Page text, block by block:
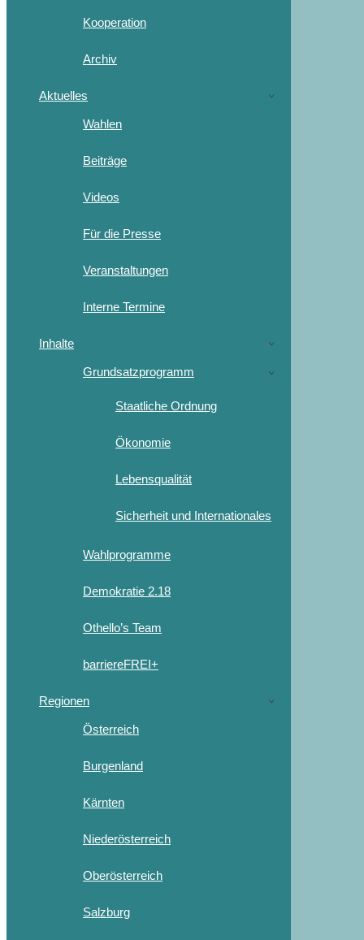
Kooperation
Archiv
Aktuelles
Wahlen
Beiträge
Videos
Für die Presse
Veranstaltungen
Interne Termine
Inhalte
Grundsatzprogramm
Staatliche Ordnung
Ökonomie
Lebensqualität
Sicherheit und Internationales
Wahlprogramme
Demokratie 2.18
Othello’s Team
barriereFREI+
Regionen
Österreich
Burgenland
Kärnten
Niederösterreich
Oberösterreich
Salzburg